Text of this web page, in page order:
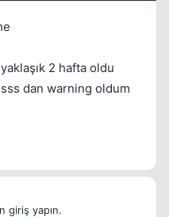
2 hafta oldu
dan warning oldum
giriş yapın.